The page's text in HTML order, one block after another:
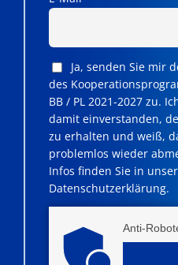
Ja, senden Sie mir
des
BB / PL 2021-2027 zu.
damit einverstanden,
zu erhalten und weiß,
problemlos wieder
Infos finden Sie in
Datenschutzerklärung.
Anti-